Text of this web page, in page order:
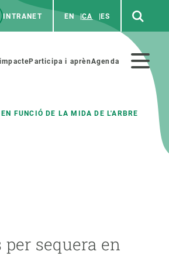
INTRANET EN CA ES
Participa i aprènAgenda
FUNCIÓ DE LA MIDA DE L'ARBRE
sequera en
Notícies